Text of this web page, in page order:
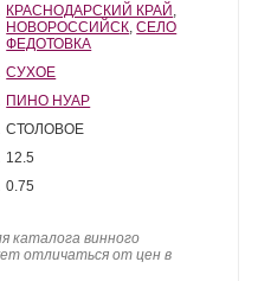
КРАСНОДАРСКИЙ КРАЙ
НОВОРОССИЙСК ,СЕЛО
ФЕДОТОВКА
СУХОЕ
ПИНО НУАР
СТОЛОВОЕ
12.5
0.75
каталога винного
отличаться от цен в